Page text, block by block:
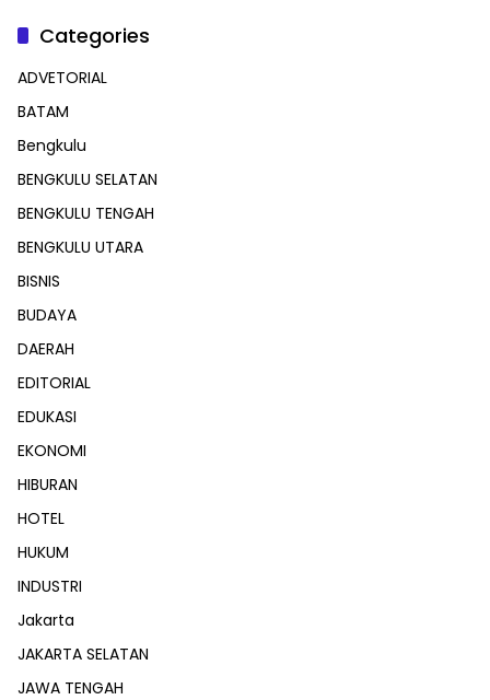
Categories
ADVETORIAL
BATAM
Bengkulu
BENGKULU SELATAN
BENGKULU TENGAH
BENGKULU UTARA
BISNIS
BUDAYA
DAERAH
EDITORIAL
EDUKASI
EKONOMI
HIBURAN
HOTEL
HUKUM
INDUSTRI
Jakarta
JAKARTA SELATAN
JAWA TENGAH